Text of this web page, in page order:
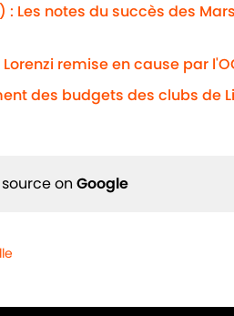
: Les notes du succès des
remise en cause par
des budgets des clubs de
on Google